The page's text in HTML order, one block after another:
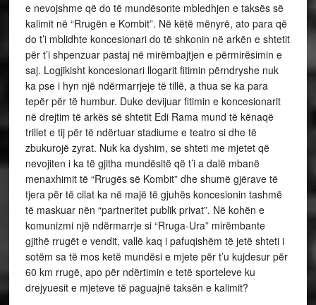
e nevojshme që do të mundësonte mbledhjen e taksës së
kalimit në “Rrugën e Kombit”. Në këtë mënyrë, ato para që
do t’i mblidhte koncesionari do të shkonin në arkën e shtetit
për t’i shpenzuar pastaj në mirëmbajtjen e përmirësimin e
saj. Logjikisht koncesionari llogarit fitimin përndryshe nuk
ka pse i hyn një ndërmarrjeje të tillë, a thua se ka para
tepër për të humbur. Duke devijuar fitimin e koncesionarit
në drejtim të arkës së shtetit Edi Rama mund të kënaqë
trillet e tij për të ndërtuar stadiume e teatro si dhe të
zbukurojë zyrat. Nuk ka dyshim, se shteti me mjetet që
nevojiten i ka të gjitha mundësitë që t’i a dalë mbanë
menaxhimit të “Rrugës së Kombit” dhe shumë gjërave të
tjera për të cilat ka në majë të gjuhës koncesionin tashmë
të maskuar nën “partneritet publik privat”. Në kohën e
komunizmi një ndërmarrje si “Rruga-Ura” mirëmbante
gjithë rrugët e vendit, vallë kaq i pafuqishëm të jetë shteti i
sotëm sa të mos ketë mundësi e mjete për t’u kujdesur për
60 km rrugë, apo për ndërtimin e tetë sporteleve ku
drejyuesit e mjeteve të paguajnë taksën e kalimit?